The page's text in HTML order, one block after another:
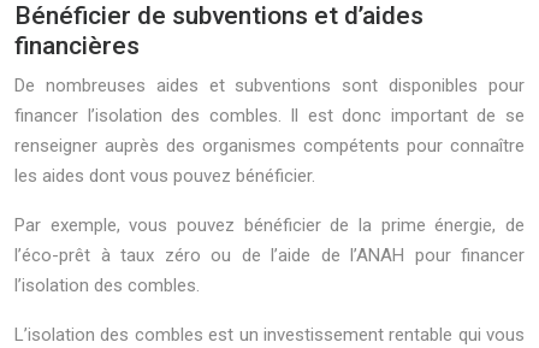
Bénéficier de subventions et d’aides
financières
De nombreuses aides et subventions sont disponibles pour
financer l’isolation des combles. Il est donc important de se
renseigner auprès des organismes compétents pour connaître
les aides dont vous pouvez bénéficier.
Par exemple, vous pouvez bénéficier de la prime énergie, de
l’éco-prêt à taux zéro ou de l’aide de l’ANAH pour financer
l’isolation des combles.
L’isolation des combles est un investissement rentable qui vous